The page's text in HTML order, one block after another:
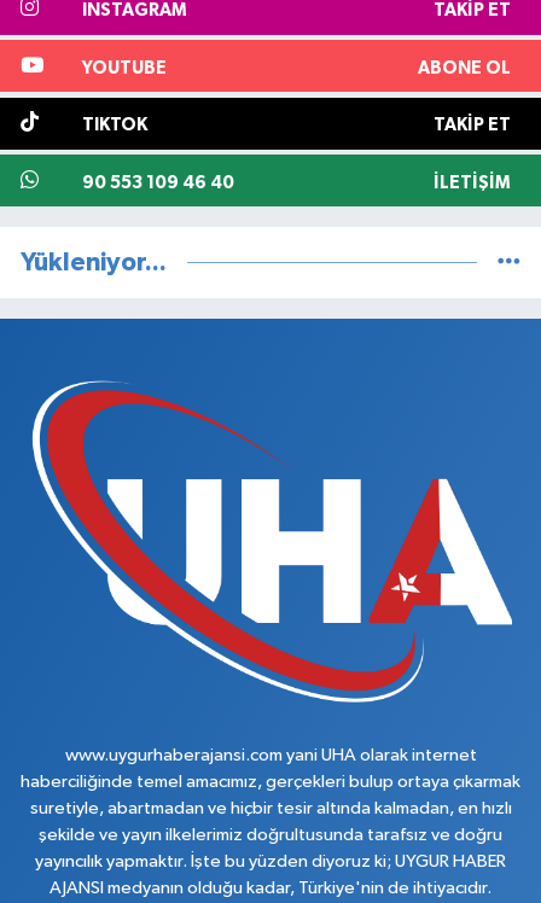
INSTAGRAM TAKIP ET
YOUTUBE ABONE OL
TIKTOK TAKIP ET
90 553 109 46 40 İLETIŞIM
Yükleniyor...
www.uygurhaberajansi.com yani UHA olarak internet
haberciliğinde temel amacımız, gerçekleri bulup ortaya çıkarmak
suretiyle, abartmadan ve hiçbir tesir altında kalmadan, en hızlı
şekilde ve yayın ilkelerimiz doğrultusunda tarafsız ve doğru
yayıncılık yapmaktır. İşte bu yüzden diyoruz ki; UYGUR HABER
AJANSI medyanın olduğu kadar, Türkiye'nin de ihtiyacıdır.